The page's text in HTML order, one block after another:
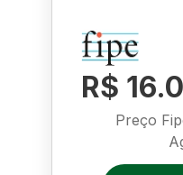
R$
Preço